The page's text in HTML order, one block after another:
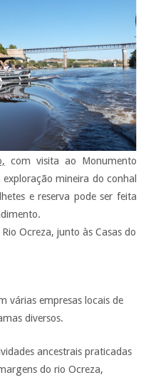
com visita ao Monumento
mineira do conhal
e reserva pode ser feita
Ocreza, junto às Casas do
várias empresas locais de
diversos.
ancestrais praticadas
do rio Ocreza,